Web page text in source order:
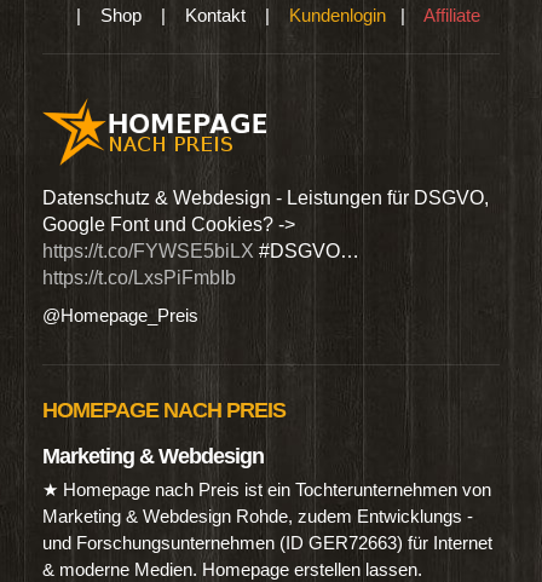
| Shop | Kontakt | Kundenlogin | Affiliate
Datenschutz & Webdesign - Leistungen für DSGVO,
Google Font und Cookies? ->
https://t.co/FYWSE5biLX #DSGVO…
https://t.co/LxsPiFmbIb
@Homepage_Preis
HOMEPAGE NACH PREIS
Marketing & Webdesign
★ Homepage nach Preis ist ein Tochterunternehmen von
Marketing & Webdesign Rohde, zudem Entwicklungs -
und Forschungsunternehmen (ID GER72663) für Internet
& moderne Medien. Homepage erstellen lassen.